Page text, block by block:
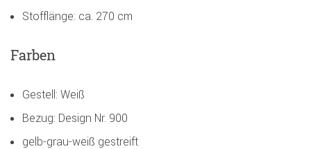
Stofflänge: ca. 270 cm
Farben
Gestell: Weiß
Bezug: Design Nr. 900
gelb-grau-weiß gestreift